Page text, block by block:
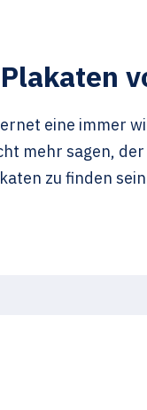
eine immer
mehr sagen,
zu finden